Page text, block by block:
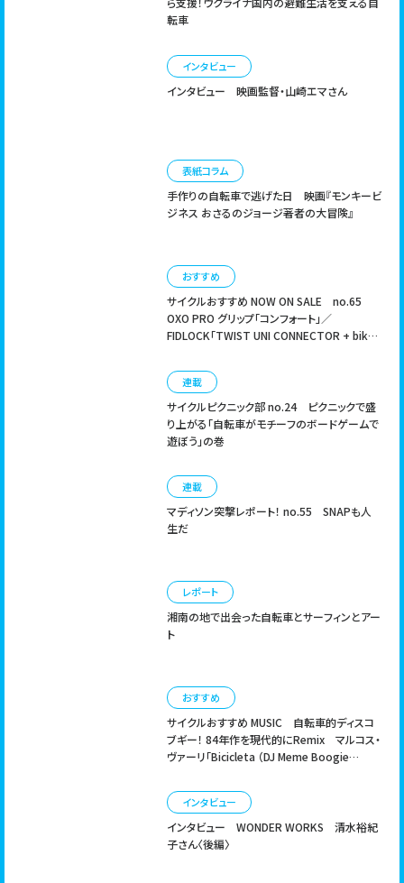
転車
インタビュー
インタビュー 映画監督・山崎エマさん
表紙コラム
手作りの自転車で逃げた日 映画『モンキービ
ジネス おさるのジョージ著者の大冒険』
おすすめ
サイクルおすすめ NOW ON SALE no.65
OXO PRO グリップ「コンフォート」／
FIDLOCK「TWIST UNI CONNECTOR + bike
連載
サイクルピクニック部 no.24
ピクニックで盛
り上がる「自転車がモチーフのボードゲームで
遊ぼう」の巻
連載
マディソン突撃レポート！ no.55 SNAPも人
生だ
レポート
湘南の地で出会った自転車とサーフィンとアー
ト
おすすめ
サイクルおすすめ MUSIC 自転車的ディスコ
ブギー！ 84年作を現代的にRemix マルコス・
ヴァーリ「Bicicleta （DJ Meme Boogie
インタビュー
インタビュー WONDER WORKS 清水裕紀
子さん〈後編〉